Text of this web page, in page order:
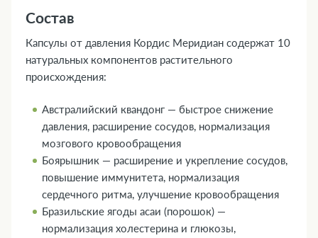
Состав
Капсулы от давления Кордис Меридиан содержат 10
натуральных компонентов растительного
происхождения:
Австралийский квандонг — быстрое снижение
давления, расширение сосудов, нормализация
мозгового кровообращения
Боярышник — расширение и укрепление сосудов,
повышение иммунитета, нормализация
сердечного ритма, улучшение кровообращения
Бразильские ягоды асаи (порошок) —
нормализация холестерина и глюкозы,